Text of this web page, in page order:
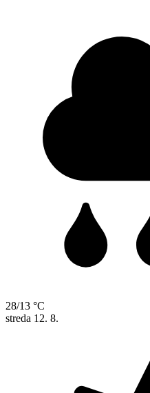
28/13 °C
streda 12. 8.